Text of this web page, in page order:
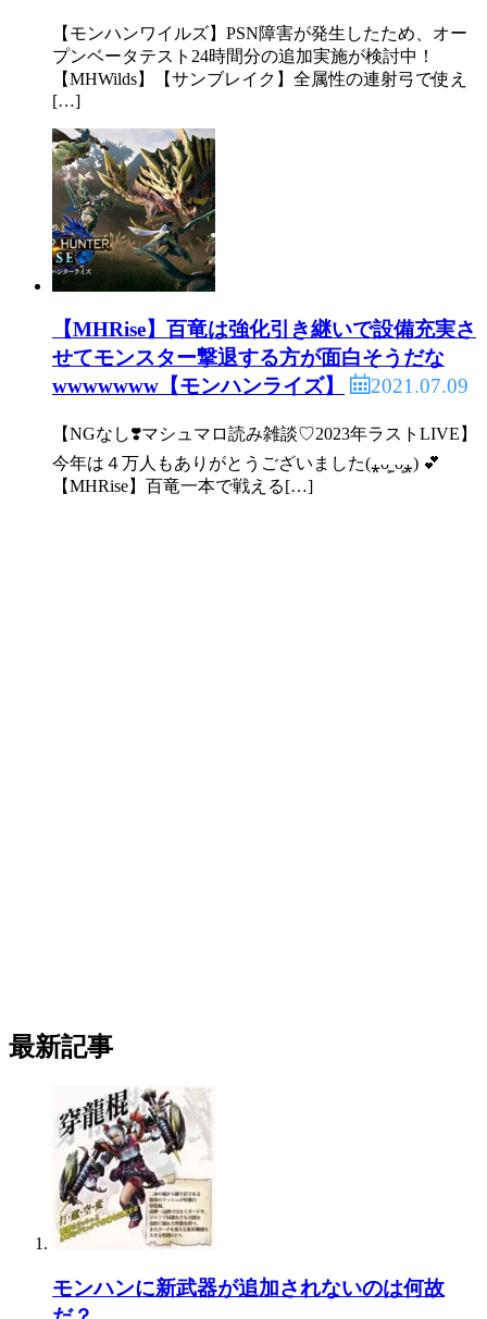
【モンハンワイルズ】PSN障害が発生したため、オー
プンベータテスト24時間分の追加実施が検討中！
【MHWilds】【サンブレイク】全属性の連射弓で使え
[…]
【MHRise】百竜は強化引き継いで設備充実さ
せてモンスター撃退する方が面白そうだな
wwwwwww【モンハンライズ】
2021.07.09
【NGなし❣️マシュマロ読み雑談♡2023年ラストLIVE】
今年は４万人もありがとうございました(⁎ᴗ͈ˬᴗ͈⁎) 💕
【MHRise】百竜一本で戦える[…]
最新記事
モンハンに新武器が追加されないのは何故